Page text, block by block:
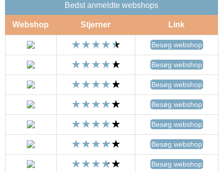
Bedst anmeldte webshops
Webshop Stjerner Link
Besøg webshop
Besøg webshop
Besøg webshop
Besøg webshop
Besøg webshop
Besøg webshop
Besøg webshop